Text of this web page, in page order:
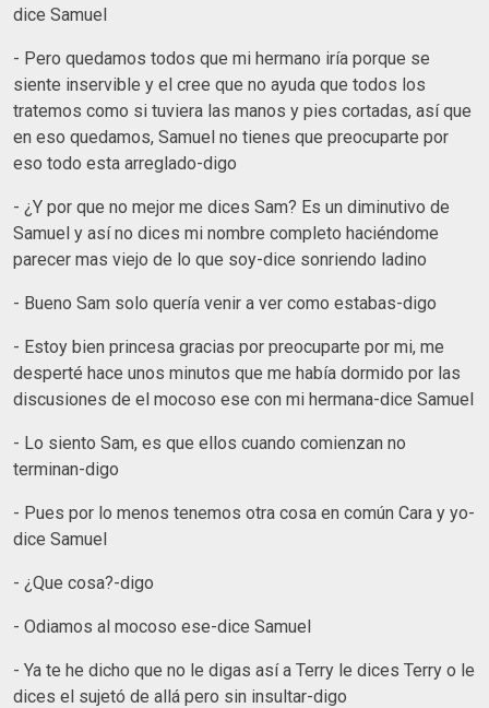
dice Samuel
- Pero quedamos todos que mi hermano iría porque se
siente inservible y el cree que no ayuda que todos los
tratemos como si tuviera las manos y pies cortadas, así que
en eso quedamos, Samuel no tienes que preocuparte por
eso todo esta arreglado-digo
- ¿Y por que no mejor me dices Sam? Es un diminutivo de
Samuel y así no dices mi nombre completo haciéndome
parecer mas viejo de lo que soy-dice sonriendo ladino
- Bueno Sam solo quería venir a ver como estabas-digo
- Estoy bien princesa gracias por preocuparte por mi, me
desperté hace unos minutos que me había dormido por las
discusiones de el mocoso ese con mi hermana-dice Samuel
- Lo siento Sam, es que ellos cuando comienzan no
terminan-digo
- Pues por lo menos tenemos otra cosa en común Cara y yo-
dice Samuel
- ¿Que cosa?-digo
- Odiamos al mocoso ese-dice Samuel
- Ya te he dicho que no le digas así a Terry le dices Terry o le
dices el sujetó de allá pero sin insultar-digo